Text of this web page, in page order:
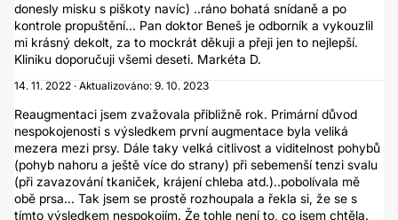
donesly misku s piškoty navíc) ..ráno bohatá snídaně a po
kontrole propuštění... Pan doktor Beneš je odborník a vykouzlil
mi krásný dekolt, za to mockrát děkuji a přeji jen to nejlepší.
Kliniku doporučuji všemi deseti. Markéta D.
14. 11. 2022 · Aktualizováno: 9. 10. 2023
Reaugmentaci jsem zvažovala přibližně rok. Primární důvod
nespokojenosti s výsledkem první augmentace byla veliká
mezera mezi prsy. Dále taky velká citlivost a viditelnost pohybů
(pohyb nahoru a ještě více do strany) při sebemenší tenzi svalu
(při zavazování tkaniček, krájení chleba atd.)..pobolívala mě
obě prsa... Tak jsem se prostě rozhoupala a řekla si, že se s
tímto výsledkem nespokojím. Že tohle není to, co jsem chtěla.